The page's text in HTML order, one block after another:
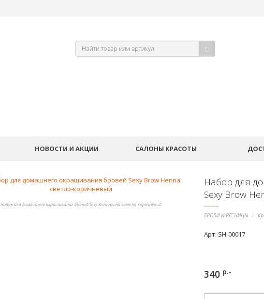
НОВОСТИ И АКЦИИ САЛОНЫ КРАСОТЫ
Набор для домашнего окрашивания бровей Sexy Brow Henna светло-коричневый
Набор для
Sexy Brow
БРОВИ И РЕСНИЦЫ
Арт. SH-00017
340 р.-